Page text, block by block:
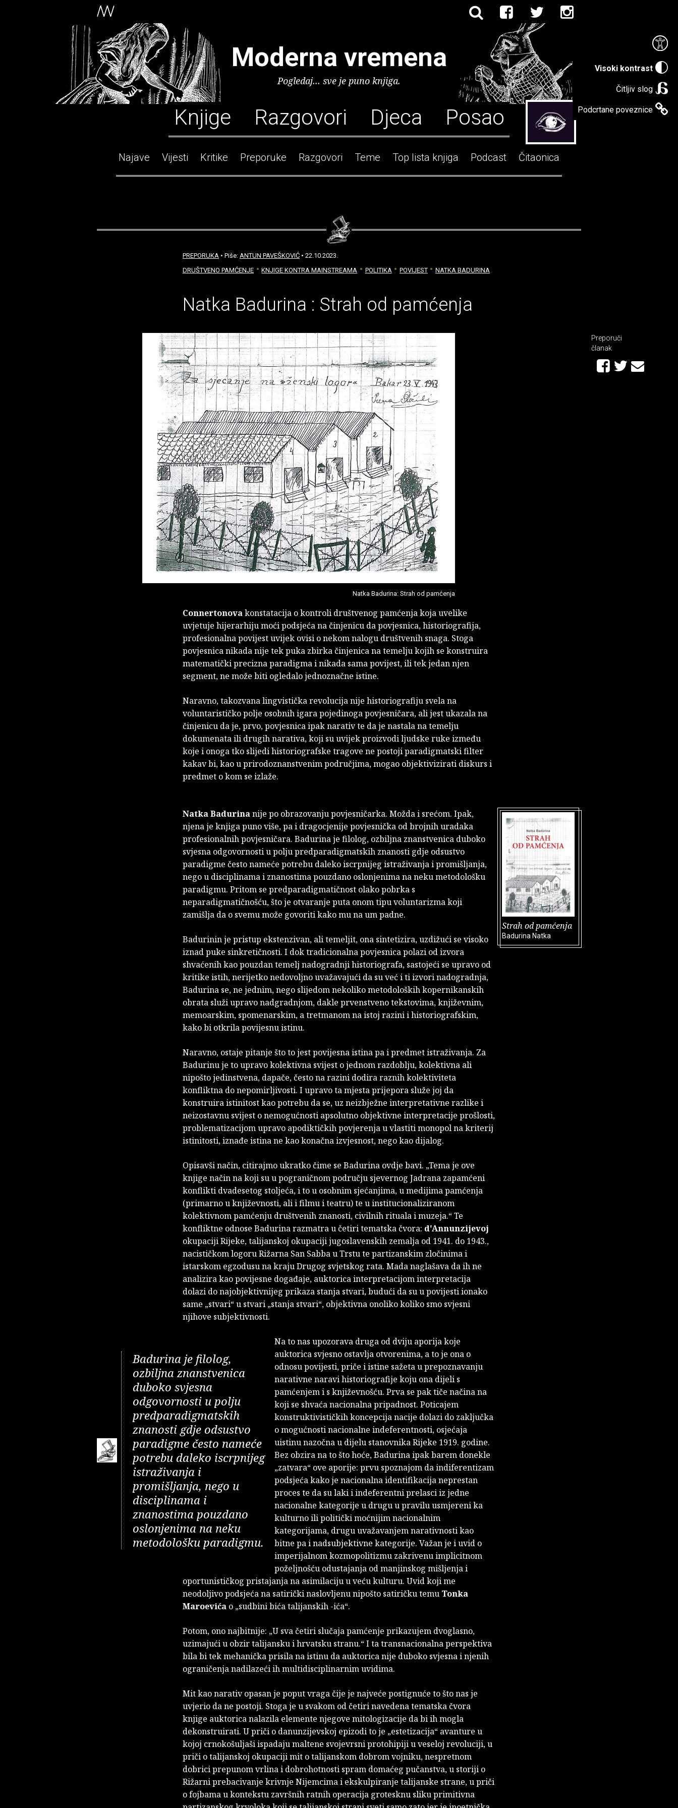
Visoki kontrast
Čitljiv slog
Podcrtane poveznice
Moderna vremena
Pogledaj... sve je puno knjiga.
Knjige Razgovori Djeca Posao
Najave Vijesti Kritike Preporuke Razgovori Teme Top lista knjiga Podcast Čitaonica
PREPORUKA • Piše: ANTUN PAVEŠKOVIĆ • 22.10.2023.
DRUŠTVENO PAMĆENJE
KNJIGE KONTRA MAINSTREAMA POLITIKA POVIJEST NATKA BADURINA
Natka Badurina : Strah od pamćenja
Natka Badurina: Strah od pamćenja
Connertonovakonstatacija o kontroli društvenog pamćenja koja uvelike
uvjetuje hijerarhiju moći podsjeća na činjenicu da povjesnica, historiografija,
profesionalna povijest uvijek ovisi o nekom nalogu društvenih snaga. Stoga
povjesnica nikada nije tek puka zbirka činjenica na temelju kojih se konstruira
matematički precizna paradigma i nikada sama povijest, ili tek jedan njen
segment, ne može biti ogledalo jednoznačne istine.
Naravno, takozvana lingvistička revolucija nije historiografiju svela na
voluntarističko polje osobnih igara pojedinoga povjesničara, ali jest ukazala na
činjenicu da je, prvo, povjesnica ipak narativ te da je nastala na temelju
dokumenata ili drugih narativa, koji su uvijek proizvodi ljudske ruke između
koje i onoga tko slijedi historiografske tragove ne postoji paradigmatski filter
kakav bi, kao u prirodoznanstvenim područjima, mogao objektivizirati diskurs i
predmet o kom se izlaže.
Strah od pamćenja
Badurina Natka
Natka Badurinanije po obrazovanju povjesničarka. Možda i srećom. Ipak,
njena je knjiga puno više, pa i dragocjenije povjesnička od brojnih uradaka
profesionalnih povjesničara. Badurina je filolog, ozbiljna znanstvenica duboko
svjesna odgovornosti u polju predparadigmatskih znanosti gdje odsustvo
paradigme često nameće potrebu daleko iscrpnijeg istraživanja i promišljanja,
nego u disciplinama i znanostima pouzdano oslonjenima na neku metodološku
paradigmu. Pritom se predparadigmatičnost olako pobrka s
neparadigmatičnošću, što je otvaranje puta onom tipu voluntarizma koji
zamišlja da o svemu može govoriti kako mu na um padne.
Badurinin je pristup ekstenzivan, ali temeljit, ona sintetizira, uzdižući se visoko
iznad puke sinkretičnosti. I dok tradicionalna povjesnica polazi od izvora
shvaćenih kao pouzdan temelj nadogradnji historiografa, sastojeći se upravo od
kritike istih, nerijetko nedovoljno uvažavajući da su već i ti izvori nadogradnja,
Badurina se, ne jednim, nego slijedom nekoliko metodoloških kopernikanskih
obrata služi upravo nadgradnjom, dakle prvenstveno tekstovima, književnim,
memoarskim, spomenarskim, a tretmanom na istoj razini i historiografskim,
kako bi otkrila povijesnu istinu.
Naravno, ostaje pitanje što to jest povijesna istina pa i predmet istraživanja. Za
Badurinu je to upravo kolektivna svijest o jednom razdoblju, kolektivna ali
nipošto jedinstvena, dapače, često na razini dodira raznih kolektiviteta
konfliktna do nepomirljivosti. I upravo ta mjesta prijepora služe joj da
konstruira istinitost kao potrebu da se, uz neizbježne interpretativne razlike i
neizostavnu svijest o nemogućnosti apsolutno objektivne interpretacije prošlosti,
problematizacijom upravo apodiktičkih povjerenja u vlastiti monopol na kriterij
istinitosti, iznađe istina ne kao konačna izvjesnost, nego kao dijalog.
Opisavši način, citirajmo ukratko čime se Badurina ovdje bavi. „Tema je ove
knjige način na koji su u pograničnom području sjevernog Jadrana zapamćeni
konflikti dvadesetog stoljeća, i to u osobnim sjećanjima, u medijima pamćenja
(primarno u književnosti, ali i filmu i teatru) te u institucionaliziranom
kolektivnom pamćenju društvenih znanosti, civilnih rituala i muzeja.“ Te
konfliktne odnose Badurina razmatra u četiri tematska čvora: d'Annunzijevoj
okupaciji Rijeke, talijanskoj okupaciji jugoslavenskih zemalja od 1941. do 1943.,
nacističkom logoru Rižarna San Sabba u Trstu te partizanskim zločinima i
istarskom egzodusu na kraju Drugog svjetskog rata. Mada naglašava da ih ne
analizira kao povijesne događaje, auktorica interpretacijom interpretacija
dolazi do najobjektivnijeg prikaza stanja stvari, budući da su u povijesti ionako
same „stvari“ u stvari „stanja stvari“, objektivna onoliko koliko smo svjesni
njihove subjektivnosti.
Badurina je filolog,
ozbiljna znanstvenica
duboko svjesna
odgovornosti u polju
predparadigmatskih
znanosti gdje odsustvo
paradigme često nameće
potrebu daleko iscrpnijeg
istraživanja i
promišljanja, nego u
disciplinama i
znanostima pouzdano
oslonjenima na neku
metodološku paradigmu.
Na to nas upozorava druga od dviju aporija koje
auktorica svjesno ostavlja otvorenima, a to je ona o
odnosu povijesti, priče i istine sažeta u prepoznavanju
narativne naravi historiografije koju ona dijeli s
pamćenjem i s književnošću. Prva se pak tiče načina na
koji se shvaća nacionalna pripadnost. Poticajem
konstruktivističkih koncepcija nacije dolazi do zaključka
o mogućnosti nacionalne indeferentnosti, osjećaja
uistinu nazočna u dijelu stanovnika Rijeke 1919. godine.
Bez obzira na to što hoće, Badurina ipak barem donekle
„zatvara“ ove aporije: prvu spoznajom da indiferentizam
podsjeća kako je nacionalna identifikacija neprestan
proces te da su laki i indeferentni prelasci iz jedne
nacionalne kategorije u drugu u pravilu usmjereni ka
kulturno ili politički moćnijim nacionalnim
kategorijama, drugu uvažavanjem narativnosti kao
bitne pa i nadsubjektivne kategorije. Važan je i uvid o
imperijalnom kozmopolitizmu zakrivenu implicitnom
poželjnošću odustajanja od manjinskog mišljenja i
oportunističkog pristajanja na asimilaciju u veću kulturu. Uvid koji me
neodoljivo podsjeća na satirički naslovljenu nipošto satiričku temu Tonka
Maroevića o „sudbini bića talijanskih -ića“.
Potom, ono najbitnije: „U sva četiri slučaja pamćenje prikazujem dvoglasno,
uzimajući u obzir talijansku i hrvatsku stranu.“ I ta transnacionalna perspektiva
bila bi tek mehanička prisila na istinu da auktorica nije duboko svjesna i njenih
ograničenja nadilazeći ih multidisciplinarnim uvidima.
Mit kao narativ opasan je poput vraga čije je najveće postignuće to što nas je
uvjerio da ne postoji. Stoga je u svakom od četiri navedena tematska čvora
knjige auktorica nalazila elemente njegove mitologizacije da bi ih mogla
dekonstruirati. U priči o danunzijevskoj epizodi to je „estetizacija“ avanture u
kojoj crnokošuljaši ispadaju maltene svojevrsni protohipiji u veseloj revoluciji, u
priči o talijanskoj okupaciji mit o talijanskom dobrom vojniku, nespretnom
dobrici prepunom vrlina i dobrohotnosti spram domaćeg pučanstva, u storiji o
Rižarni prebacivanje krivnje Nijemcima i ekskulpiranje talijanske strane, u priči
o fojbama u kontekstu završnih ratnih operacija grotesknu sliku primitivna
Preporuči
članak